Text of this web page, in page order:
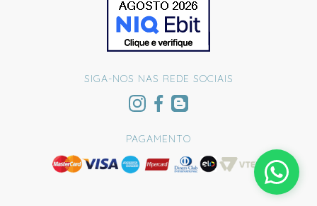
SIGA-NOS NAS REDE SOCIAIS
PAGAMENTO